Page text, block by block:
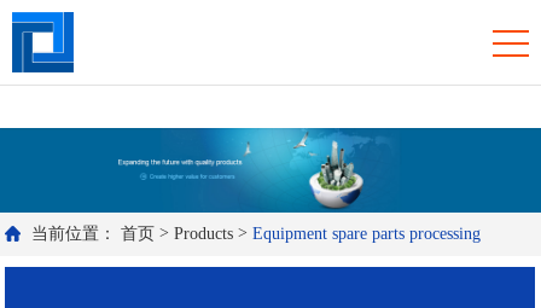
羞羞视频免费观看入口,羞羞网站在线播放,羞羞污视频APP下载,羞羞答答
国产精品WWW免费看
当前位置： 首页 >Products >Equipment spare parts processing